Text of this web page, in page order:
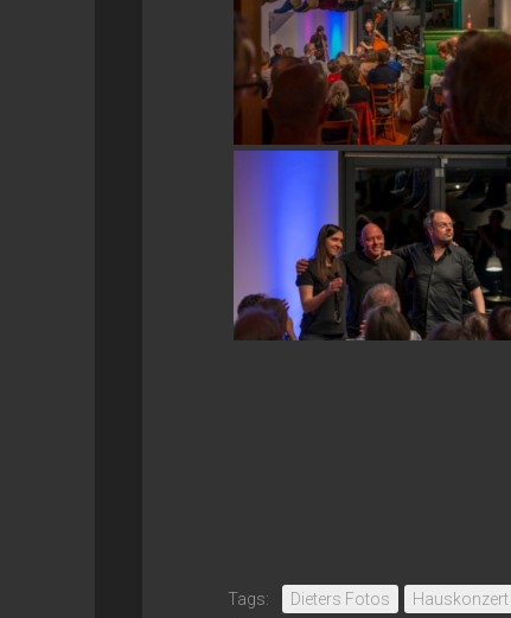
Tags: Dieters Fotos Hauskonzert